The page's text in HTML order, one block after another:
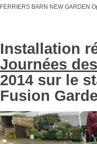
FERRIERS BARN NEW GARDEN
Installation
Journées
2014 sur le
Fusion